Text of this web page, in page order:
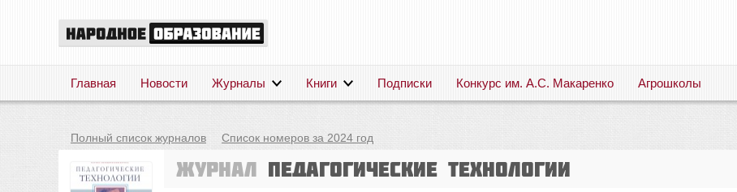
Главная Новости Журналы Книги Подписки Конкурс им. А.С. Макаренко Агрошколы
Полный список журналов Список номеров за 2024 год
Журнал Педагогические технологии